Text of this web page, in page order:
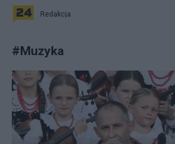
Redakcja
#Muzyka